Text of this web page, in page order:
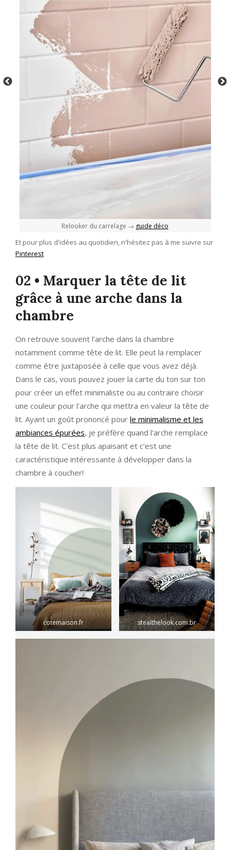
Relooker du carrelage → guide déco
Et pour plus d'idées au quotidien, n'hésitez pas à me suivre sur
Pinterest
02 • Marquer la tête de lit
grâce à une arche dans la
chambre
On retrouve souvent l'arche dans la chambre
notamment comme tête de lit. Elle peut la remplacer
comme être juxtaposée à celle que vous avez déjà.
Dans le cas, vous pouvez jouer la carte du ton sur ton
pour créer un effet minimaliste ou au contraire choisir
une couleur pour l'arche qui mettra en valeur la tête de
lit. Ayant un goût prononcé pour le minimalisme et les
ambiances épurées, je préfère quand l'arche remplace
la tête de lit. C'est plus apaisant et c'est une
caractéristique intéressante à développer dans la
chambre à coucher!
cotemaison.fr stealthelook.com.br